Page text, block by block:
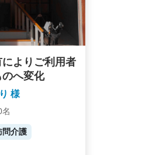
よりご利用者
へ変化
様
問介護